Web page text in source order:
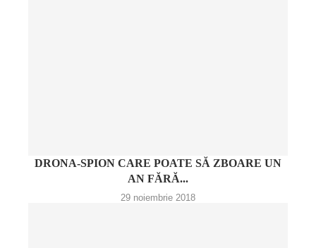
DRONA-SPION CARE POATE SĂ ZBOARE UN
AN FĂRĂ...
29 noiembrie 2018